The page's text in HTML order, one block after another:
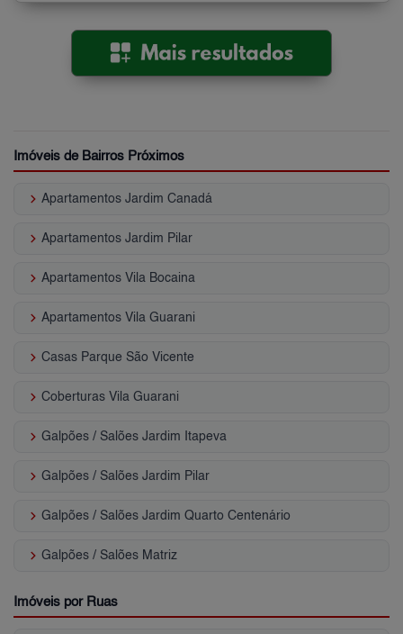
Imóveis de Bairros Próximos
keyboard_arrow_right Apartamentos Jardim Canadá
keyboard_arrow_right Apartamentos Jardim Pilar
keyboard_arrow_right Apartamentos Vila Bocaina
keyboard_arrow_right Apartamentos Vila Guarani
keyboard_arrow_right Casas Parque São Vicente
keyboard_arrow_right Coberturas Vila Guarani
keyboard_arrow_right Galpões / Salões Jardim Itapeva
keyboard_arrow_right Galpões / Salões Jardim Pilar
keyboard_arrow_right Galpões / Salões Jardim Quarto Centenário
keyboard_arrow_right Galpões / Salões Matriz
Imóveis por Ruas